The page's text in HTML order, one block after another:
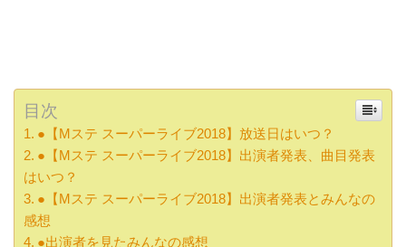
目次
●【Mステ スーパーライブ2018】放送日はいつ？
●【Mステ スーパーライブ2018】出演者発表、曲目発表
はいつ？
●【Mステ スーパーライブ2018】出演者発表とみんなの
感想
●出演者を見たみんなの感想